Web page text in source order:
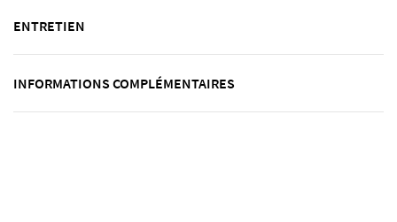
ENTRETIEN
INFORMATIONS COMPLÉMENTAIRES